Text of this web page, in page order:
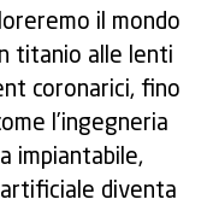
il mondo
titanio alle lenti
coronarici, fino
l’ingegneria
impiantabile,
diventa